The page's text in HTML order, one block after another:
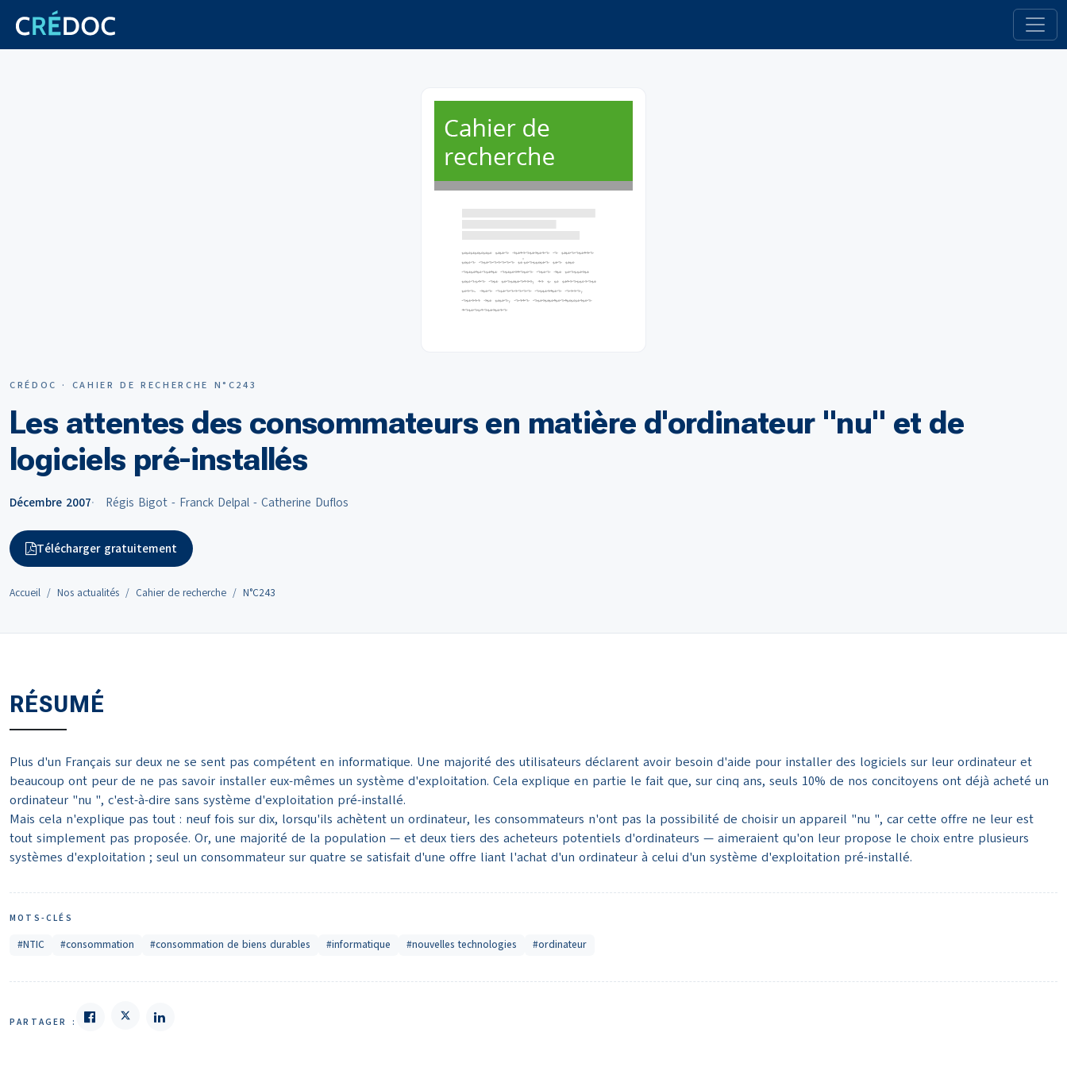
CRÉDOC · CAHIER DE RECHERCHE N°C243
Les attentes des consommateurs en matière d'ordinateur "nu" et de
logiciels pré-installés
Décembre 2007 Régis Bigot - Franck Delpal - Catherine Duflos
Télécharger gratuitement
Accueil Nos actualités Cahier de recherche N°C243
RÉSUMÉ
Plus d'un Français sur deux ne se sent pas compétent en informatique. Une majorité des utilisateurs déclarent avoir besoin d'aide pour installer des logiciels sur leur ordinateur et
beaucoup ont peur de ne pas savoir installer eux-mêmes un système d'exploitation. Cela explique en partie le fait que, sur cinq ans, seuls 10% de nos concitoyens ont déjà acheté un
ordinateur "nu ", c'est-à-dire sans système d'exploitation pré-installé.
Mais cela n'explique pas tout : neuf fois sur dix, lorsqu'ils achètent un ordinateur, les consommateurs n'ont pas la possibilité de choisir un appareil "nu ", car cette offre ne leur est
tout simplement pas proposée. Or, une majorité de la population — et deux tiers des acheteurs potentiels d'ordinateurs — aimeraient qu'on leur propose le choix entre plusieurs
systèmes d'exploitation ; seul un consommateur sur quatre se satisfait d'une offre liant l'achat d'un ordinateur à celui d'un système d'exploitation pré-installé.
MOTS-CLÉS
#NTIC #consommation #consommation de biens durables #informatique #nouvelles technologies #ordinateur
PARTAGER :